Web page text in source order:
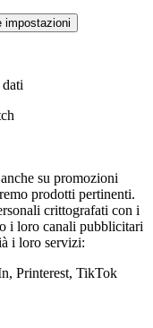
impostazioni
dati
su promozioni
prodotti pertinenti.
crittografati con i
i loro canali pubblicitari
i loro servizi:
Printerest, TikTok